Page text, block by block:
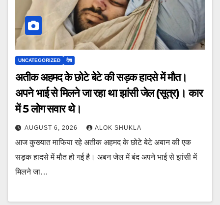
UNCATEGORIZED देश
अतीक अहमद के छोटे बेटे की सड़क हादसे में मौत।
अपने भाई से मिलने जा रहा था झांसी जेल (सूत्र)। कार
में 5 लोग सवार थे।
AUGUST 6, 2026 ALOK SHUKLA
आज कुख्यात माफिया रहे अतीक अहमद के छोटे बेटे अबान की एक
सड़क हादसे में मौत हो गई है। अबन जेल में बंद अपने भाई से झांसी में
मिलने जा…